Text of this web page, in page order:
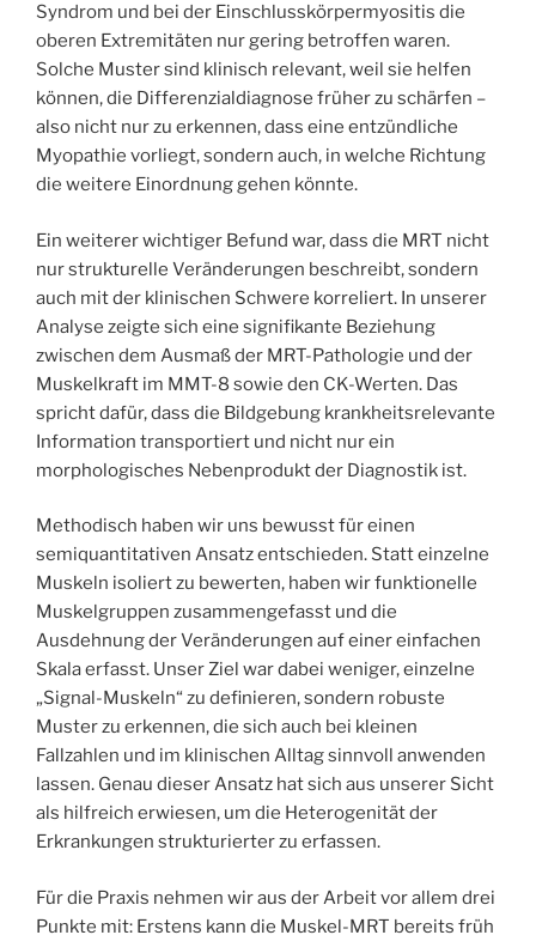
Syndrom und bei der Einschlusskörpermyositis die
oberen Extremitäten nur gering betroffen waren.
Solche Muster sind klinisch relevant, weil sie helfen
können, die Differenzialdiagnose früher zu schärfen –
also nicht nur zu erkennen, dass eine entzündliche
Myopathie vorliegt, sondern auch, in welche Richtung
die weitere Einordnung gehen könnte.
Ein weiterer wichtiger Befund war, dass die MRT nicht
nur strukturelle Veränderungen beschreibt, sondern
auch mit der klinischen Schwere korreliert. In unserer
Analyse zeigte sich eine signifikante Beziehung
zwischen dem Ausmaß der MRT-Pathologie und der
Muskelkraft im MMT-8 sowie den CK-Werten. Das
spricht dafür, dass die Bildgebung krankheitsrelevante
Information transportiert und nicht nur ein
morphologisches Nebenprodukt der Diagnostik ist.
Methodisch haben wir uns bewusst für einen
semiquantitativen Ansatz entschieden. Statt einzelne
Muskeln isoliert zu bewerten, haben wir funktionelle
Muskelgruppen zusammengefasst und die
Ausdehnung der Veränderungen auf einer einfachen
Skala erfasst. Unser Ziel war dabei weniger, einzelne
„Signal-Muskeln“ zu definieren, sondern robuste
Muster zu erkennen, die sich auch bei kleinen
Fallzahlen und im klinischen Alltag sinnvoll anwenden
lassen. Genau dieser Ansatz hat sich aus unserer Sicht
als hilfreich erwiesen, um die Heterogenität der
Erkrankungen strukturierter zu erfassen.
Für die Praxis nehmen wir aus der Arbeit vor allem drei
Punkte mit: Erstens kann die Muskel-MRT bereits früh